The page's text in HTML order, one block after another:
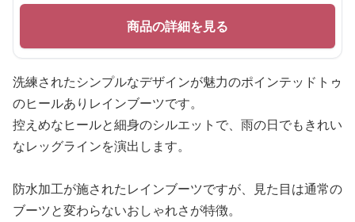
商品の詳細を見る
洗練されたシンプルなデザインが魅力のポインテッドトゥ
のヒールありレインブーツです。
控えめなヒールと細身のシルエットで、雨の日でもきれい
なレッグラインを演出します。
防水加工が施されたレインブーツですが、見た目は通常の
ブーツと変わらないおしゃれさが特徴。